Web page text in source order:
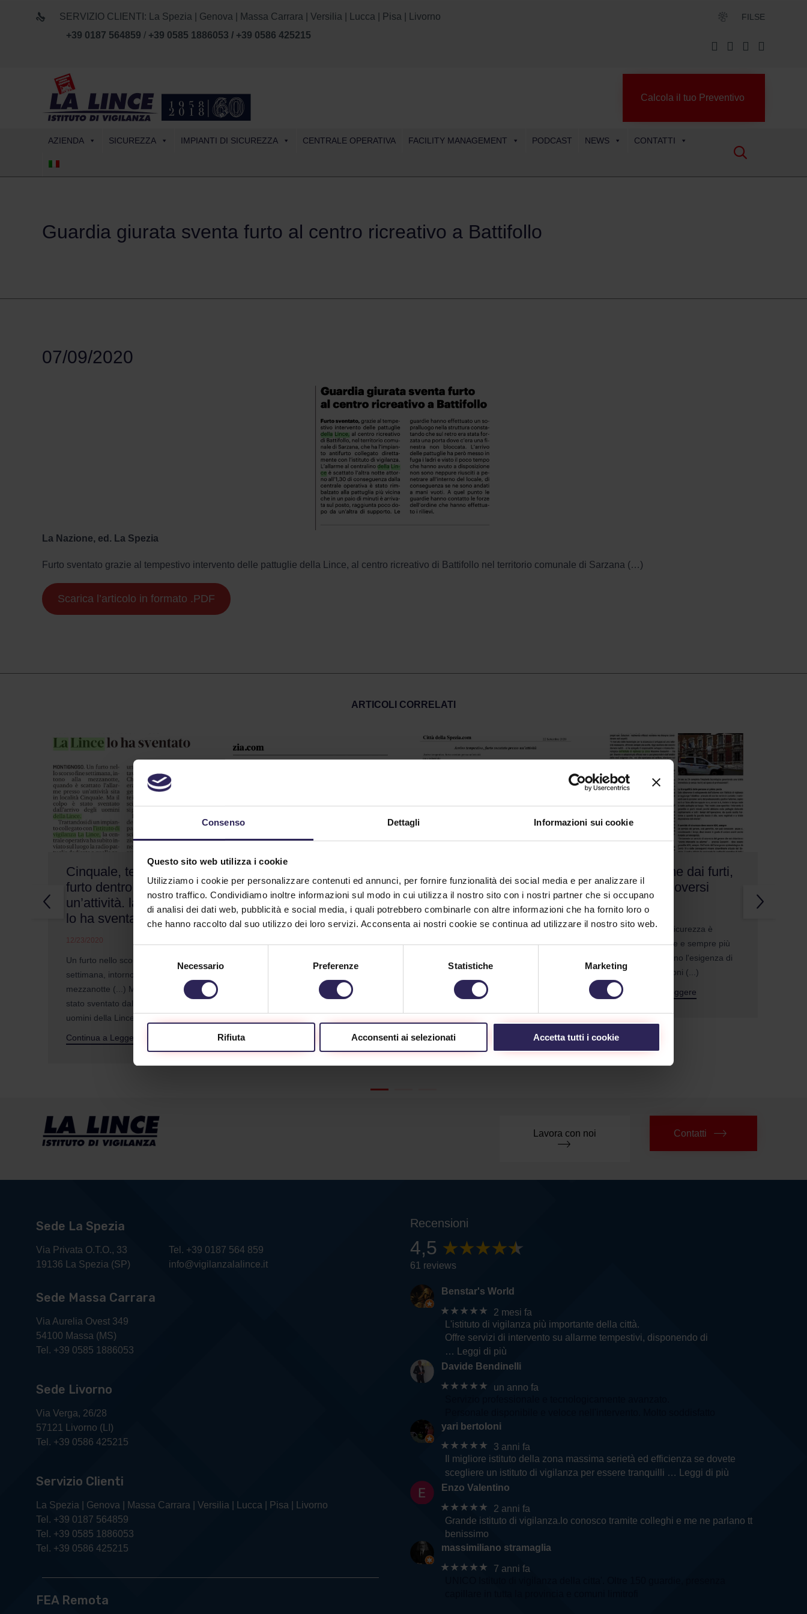
Consenso Dettagli Informazioni sui cookie
Questo sito web utilizza i cookie
Utilizziamo i cookie per personalizzare contenuti ed annunci, per fornire funzionalità dei social media e per analizzare il
nostro traffico. Condividiamo inoltre informazioni sul modo in cui utilizza il nostro sito con i nostri partner che si occupano
di analisi dei dati web, pubblicità e social media, i quali potrebbero combinarle con altre informazioni che ha fornito loro o
che hanno raccolto dal suo utilizzo dei loro servizi. Acconsenta ai nostri cookie se continua ad utilizzare il nostro sito web.
consenso
Necessario Preferenze Statistiche Marketing
Rifiuta Acconsenti ai selezionati Accetta tutti i cookie
SERVIZIO CLIENTI: La Spezia | Genova | Massa Carrara | Versilia | Lucca | Pisa | Livorno
+39 0187 564859 / +39 0585 1886053 / +39 0586 425215
FILSE
Calcola il tuo Preventivo
AZIENDA SICUREZZA IMPIANTI DI SICUREZZA CENTRALE OPERATIVA FACILITY MANAGEMENT PODCAST NEWS CONTATTI

Guardia giurata sventa furto al centro ricreativo a Battifollo
07/09/2020
La Nazione, ed. La Spezia
Furto sventato grazie al tempestivo intervento delle pattuglie della Lince, al centro ricreativo di Battifollo nel territorio comunale di Sarzana (…)
Scarica l’articolo in formato .PDF
ARTICOLI CORRELATI
Cinquale, tentato
furto dentro
un’attività. la Lince
lo ha sventato
12/23/2020
Un furto nello scorso fine
settimana, intorno alla
mezzanotte (...) Ma il colpo è
stato sventato dall'arrivo degli
uomini della Lince (...)
Continua a Leggere
cercato di forzare la
porta di un ufficio
ma l’allarme è
la porta di un ufficio ma
furto sventato
presso un’attività
09/22/2020
Sabato sera intorno alle 22.30
Spezia (...)
Protezione dai furti,
come muoversi
09/12/2020
Il tema della sicurezza è
sempre attuale e sempre più
famiglie sentono l'esigenza di
trovare soluzioni (...)
Continua a Leggere
Lavora con noi Contatti
Sede La Spezia
Via Privata O.T.O., 33
19136 La Spezia (SP)
Tel. +39 0187 564 859
info@vigilanzalalince.it
Sede Massa Carrara
Via Aurelia Ovest 349
54100 Massa (MS)
Tel. +39 0585 1886053
Sede Livorno
Via Verga, 26/28
57121 Livorno (LI)
Tel. +39 0586 425215
Servizio Clienti
La Spezia | Genova | Massa Carrara | Versilia | Lucca | Pisa | Livorno
Tel. +39 0187 564859
Tel. +39 0585 1886053
Tel. +39 0586 425215
FEA Remota
Recensioni
4,5
61 reviews
Benstar's World
★★★★★
2 mesi fa
L'istituto di vigilanza più importante della città.
Offre servizi di intervento su allarme tempestivi, disponendo di
… Leggi di più
Davide Bendinelli
★★★★★
un anno fa
yari bertoloni
★★★★★
3 anni fa
Il migliore istituto della zona massima serietà ed efficienza se dovete
scegliere un istituto di vigilanza per essere tranquilli … Leggi di più
Enzo Valentino
★★★★★
2 anni fa
Grande istituto di vigilanza.lo conosco tramite colleghi e me ne parlano tt
benissimo
massimiliano stramaglia
★★★★★
7 anni fa